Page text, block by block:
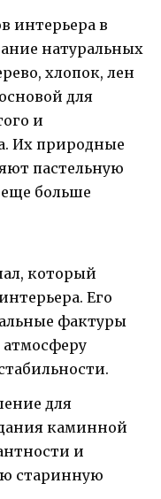
интерьера в
натуральных
хлопок, лен
для
и
Их природные
пастельную
еще больше
который
Его
фактуры
для
каминной
и
старинную